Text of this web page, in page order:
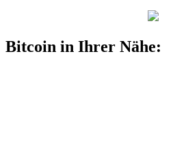
Bitcoin in Ihrer Nähe: